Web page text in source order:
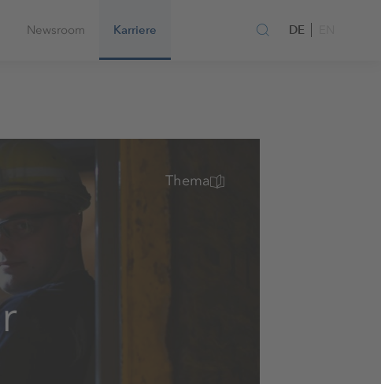
Newsroom Karriere DE
Thema